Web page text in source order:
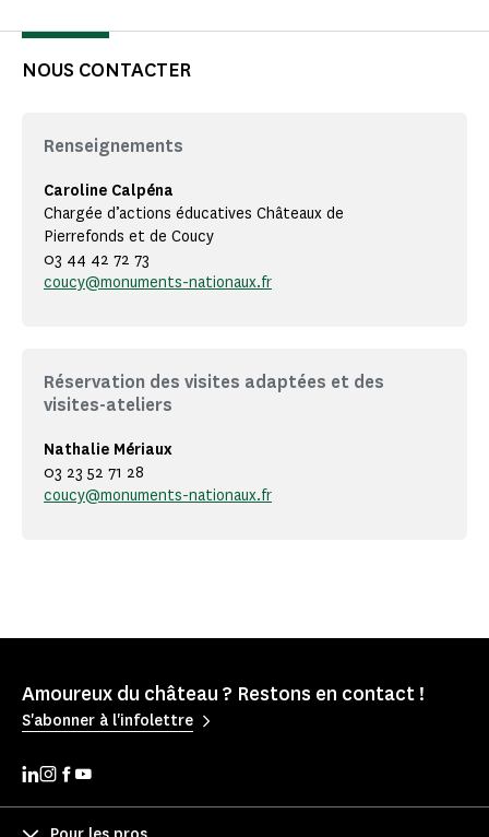
NOUS CONTACTER
Renseignements
Caroline Calpéna
Chargée d’actions éducatives Châteaux de
Pierrefonds et de Coucy
03 44 42 72 73
coucy@monuments-nationaux.fr
Réservation des visites adaptées et des
visites-ateliers
Nathalie Mériaux
03 23 52 71 28
coucy@monuments-nationaux.fr
Amoureux du château ? Restons en contact !
S'abonner à l'infolettre